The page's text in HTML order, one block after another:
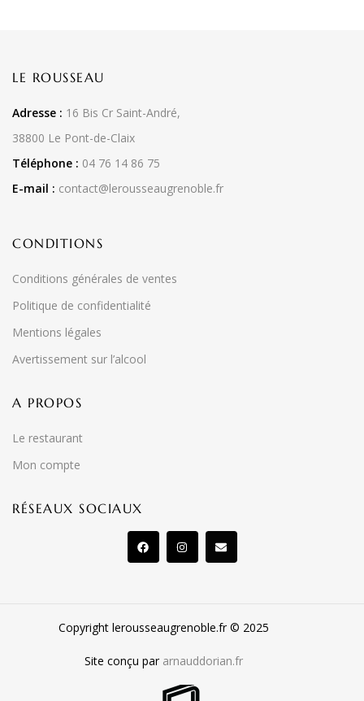
LE ROUSSEAU
Adresse : 16 Bis Cr Saint-André,
38800 Le Pont-de-Claix
Téléphone : 04 76 14 86 75
E-mail : contact@lerousseaugrenoble.fr
CONDITIONS
Conditions générales de ventes
Politique de confidentialité
Mentions légales
Avertissement sur l’alcool
A PROPOS
Le restaurant
Mon compte
RÉSEAUX SOCIAUX
Copyright lerousseaugrenoble.fr © 2025
Site conçu par arnauddorian.fr